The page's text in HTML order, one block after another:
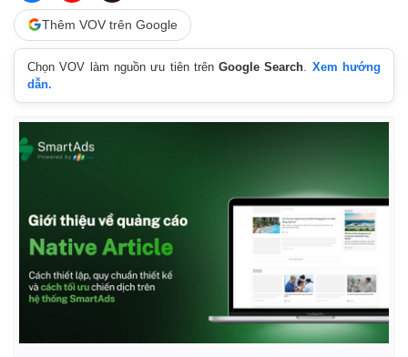
Thêm VOV trên Google
Chọn VOV làm nguồn ưu tiên trênGoogle Search
Xem hướng
dẫn.